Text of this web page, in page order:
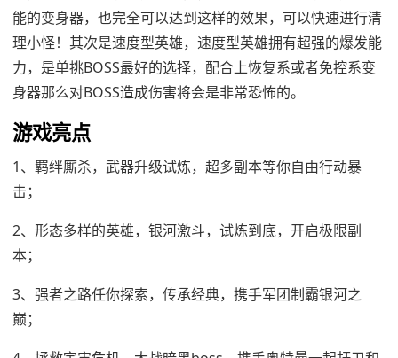
能的变身器，也完全可以达到这样的效果，可以快速进行清
理小怪！其次是速度型英雄，速度型英雄拥有超强的爆发能
力，是单挑BOSS最好的选择，配合上恢复系或者免控系变
身器那么对BOSS造成伤害将会是非常恐怖的。
游戏亮点
1、羁绊厮杀，武器升级试炼，超多副本等你自由行动暴
击；
2、形态多样的英雄，银河激斗，试炼到底，开启极限副
本；
3、强者之路任你探索，传承经典，携手军团制霸银河之
巅；